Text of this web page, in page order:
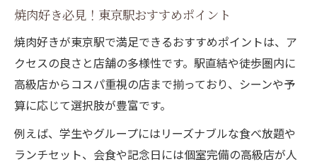
焼肉好き必見！東京駅おすすめポイント
焼肉好きが東京駅で満足できるおすすめポイントは、ア
クセスの良さと店舗の多様性です。駅直結や徒歩圏内に
高級店からコスパ重視の店まで揃っており、シーンや予
算に応じて選択肢が豊富です。
例えば、学生やグループにはリーズナブルな食べ放題や
ランチセット、会食や記念日には個室完備の高級店が人